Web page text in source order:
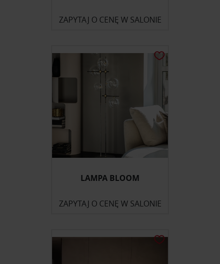
ZAPYTAJ O CENĘ W SALONIE
LAMPA BLOOM
ZAPYTAJ O CENĘ W SALONIE